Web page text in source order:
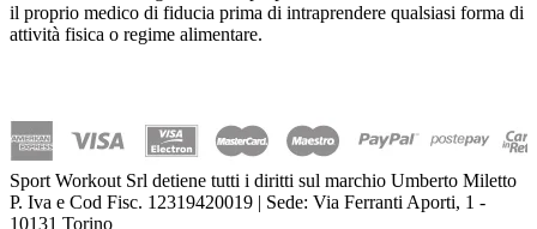
il proprio medico di fiducia prima di intraprendere qualsiasi forma di
attività fisica o regime alimentare.
Sport Workout Srl detiene tutti i diritti sul marchio Umberto Miletto
P. Iva e Cod Fisc. 12319420019 | Sede: Via Ferranti Aporti, 1 -
10131 Torino